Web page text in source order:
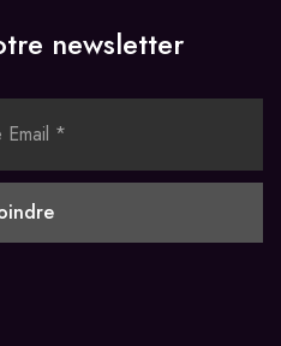
newsletter